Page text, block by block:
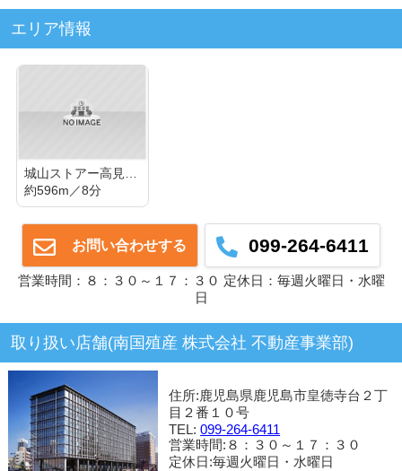
エリア情報
城山ストアー高見馬場店
約596m／8分
お問い合わせする 099-264-6411
営業時間：８：３０～１７：３０ 定休日：毎週火曜日・水曜
日
取り扱い店舗(南国殖産 株式会社 不動産事業部)
住所:鹿児島県鹿児島市皇徳寺台２丁
目２番１０号
TEL:099-264-6411
営業時間:８：３０～１７：３０
定休日:毎週火曜日・水曜日